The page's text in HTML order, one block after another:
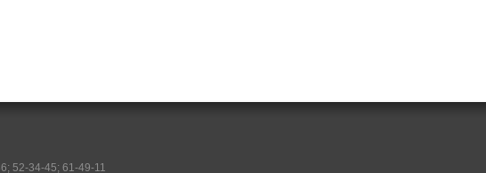
52-34-45; 61-49-11